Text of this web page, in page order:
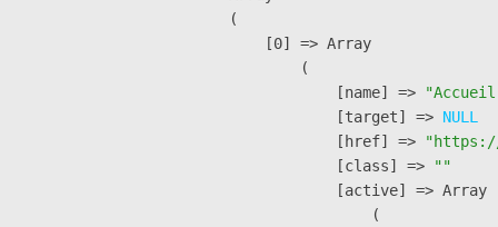
(
    [0] => Array
        (
            [name] =>
            [target] =>
NULL
            [href] =>
            [class] =>
""
            [active] => Array
                (